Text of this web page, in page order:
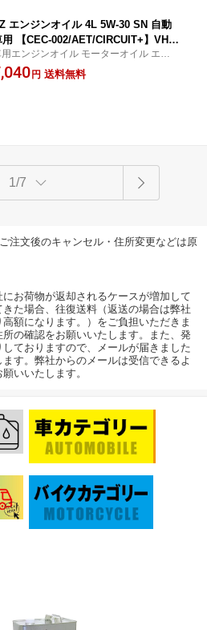
エンジンオイル 4L 5W-30 SN 自動
用 【CEC-002/AET/CIRCUIT+】VHVI
ステルオイル 100%化学合成油 車 エ
ジンオイル モーターオイル 5W30 4T
エンジンオイル モーターオイル エステ
イル配合 サーキット AET
円 送料無料
1/7
注文後のキャンセル・住所変更などは原
お荷物が返却されるケースが増加して
た場合、往復送料（返送の場合は弊社
額になります。）をご負担いただきま
の確認をお願いいたします。また、発
ておりますので、メールが届きました
す。弊社からのメールは受信できるよ
いいたします。